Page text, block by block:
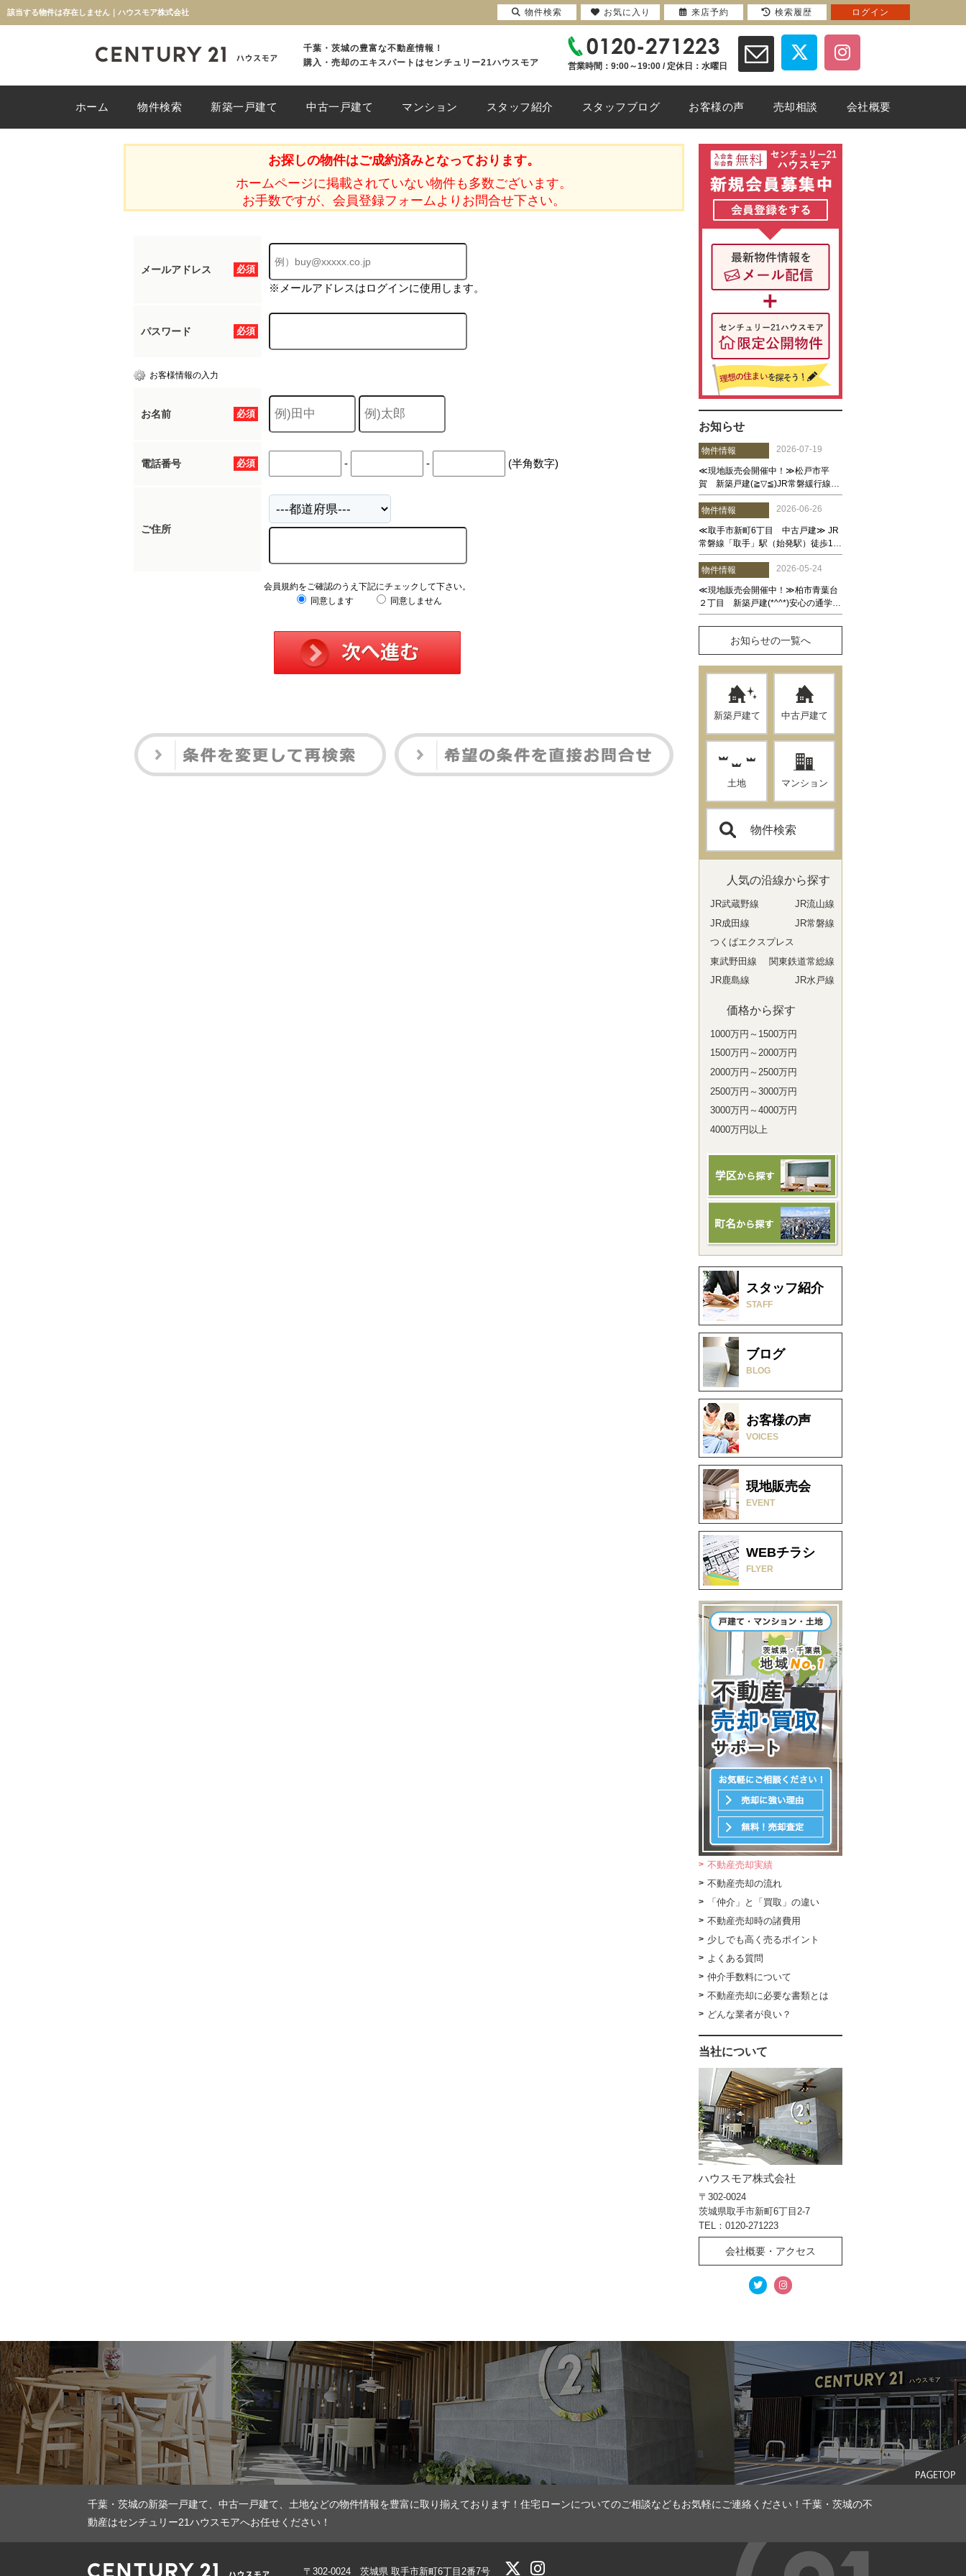
該当する物件は存在しません｜ハウスモア株式会社
千葉・茨城の豊富な不動産情報！
購入・売却のエキスパートはセンチュリー21ハウスモア
営業時間：9:00～19:00 / 定休日：水曜日
ホーム 物件検索 新築一戸建て 中古一戸建て マンション スタッフ紹介 スタッフブログ お客様の声 売却相談 会社概要
お探しの物件はご成約済みとなっております。
ホームページに掲載されていない物件も多数ございます。
お手数ですが、会員登録フォームよりお問合せ下さい。
必須
メールアドレス
※メールアドレスはログインに使用します。
必須
パスワード
お客様情報の入力
必須
お名前
必須
電話番号 - - (半角数字)
ご住所
会員規約をご確認のうえ下記にチェックして下さい。
同意します
同意しません
お知らせ
お知らせの一覧へ
新築戸建て 中古戸建て
土地 マンション
物件検索
人気の沿線から探す
JR武蔵野線
JR流山線
JR成田線
JR常磐線
つくばエクスプレス
東武野田線
関東鉄道常総線
JR鹿島線
JR水戸線
価格から探す
1000万円～1500万円
1500万円～2000万円
2000万円～2500万円
2500万円～3000万円
3000万円～4000万円
4000万円以上
スタッフ紹介
STAFF
ブログ
BLOG
お客様の声
VOICES
現地販売会
EVENT
WEBチラシ
FLYER
不動産売却実績
不動産売却の流れ
「仲介」と「買取」の違い
不動産売却時の諸費用
少しでも高く売るポイント
よくある質問
仲介手数料について
不動産売却に必要な書類とは
どんな業者が良い？
当社について
ハウスモア株式会社
〒302-0024
茨城県取手市新町6丁目2-7
TEL：0120-271223
会社概要・アクセス
千葉・茨城の新築一戸建て、中古一戸建て、土地などの物件情報を豊富に取り揃えております！住宅ローンについてのご相談などもお気軽にご連絡ください！千葉・茨城の不
動産はセンチュリー21ハウスモアへお任せください！
〒302-0024 茨城県 取手市新町6丁目2番7号
物件検索 お気に入り 来店予約 検索履歴 ログイン